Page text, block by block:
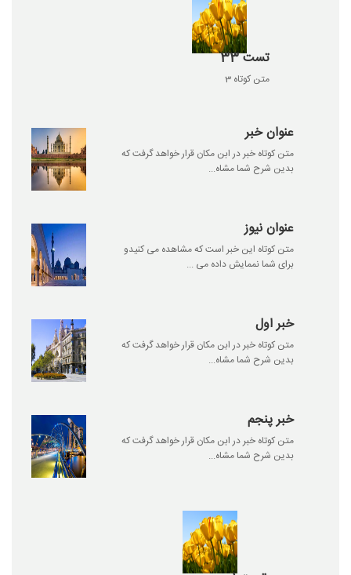
تست 33
متن کوتاه 3
عنوان خبر
متن کوتاه خبر در ابن مکان قرار خواهد گرفت که
بدین شرح شما مشاه...
عنوان نیوز
متن کوتاه این خبر است که مشاهده می کنیدو
برای شما نممایش داده می ...
خبر اول
متن کوتاه خبر در ابن مکان قرار خواهد گرفت که
بدین شرح شما مشاه...
خبر پنجم
متن کوتاه خبر در ابن مکان قرار خواهد گرفت که
بدین شرح شما مشاه...